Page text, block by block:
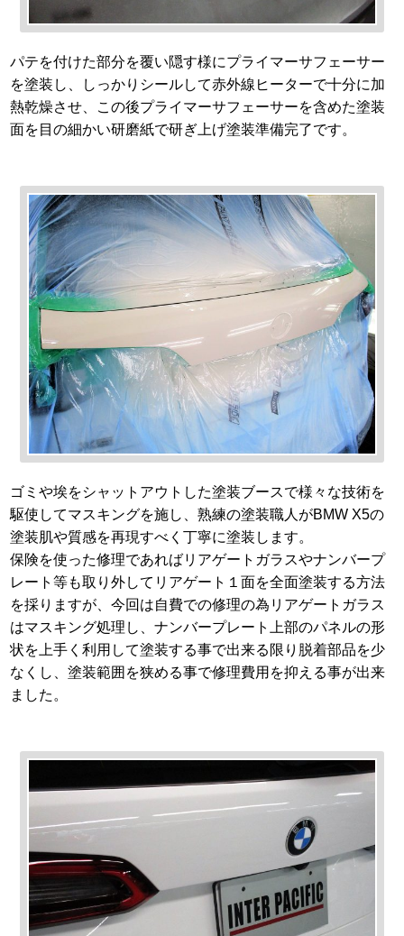
パテを付けた部分を覆い隠す様にプライマーサフェーサー
を塗装し、しっかりシールして赤外線ヒーターで十分に加
熱乾燥させ、この後プライマーサフェーサーを含めた塗装
面を目の細かい研磨紙で研ぎ上げ塗装準備完了です。
ゴミや埃をシャットアウトした塗装ブースで様々な技術を
駆使してマスキングを施し、熟練の塗装職人がBMW X5の
塗装肌や質感を再現すべく丁寧に塗装します。
保険を使った修理であればリアゲートガラスやナンバープ
レート等も取り外してリアゲート１面を全面塗装する方法
を採りますが、今回は自費での修理の為リアゲートガラス
はマスキング処理し、ナンバープレート上部のパネルの形
状を上手く利用して塗装する事で出来る限り脱着部品を少
なくし、塗装範囲を狭める事で修理費用を抑える事が出来
ました。